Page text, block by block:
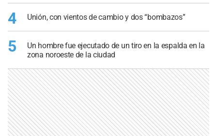
4 Unión, con vientos de cambio y dos “bombazos”
5
Un hombre fue ejecutado de un tiro en la espalda en la
zona noroeste de la ciudad